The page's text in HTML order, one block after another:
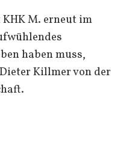
M. erneut im
haben muss,
Killmer von der